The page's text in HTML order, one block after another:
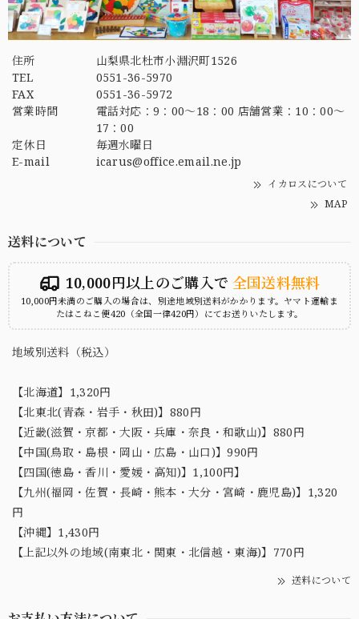
住所
山梨県北杜市小淵沢町1526
TEL
0551-36-5970
FAX
0551-36-5972
営業時間
電話対応：9：00～18：00 店舗営業：10：00～
17：00
定休日
毎週水曜日
E-mail
icarus@office.email.ne.jp
イカロスについて
MAP
送料について
10,000円以上のご購入で 全国送料無料
10,000円未満のご購入の場合は、別途地域別送料がかかります。ヤマト運輸ま
たはこねこ便420（全国一律420円）にてお送りいたします。
地域別送料（税込）
【北海道】1,320円
【北東北(青森・岩手・秋田)】880円
【近畿(滋賀・京都・大阪・兵庫・奈良・和歌山)】880円
【中国(鳥取・島根・岡山・広島・山口)】990円
【四国(徳島・香川・愛媛・高知)】1,100円】
【九州(福岡・佐賀・長崎・熊本・大分・宮崎・鹿児島)】1,320
円
【沖縄】1,430円
【上記以外の地域(南東北・関東・北信越・東海)】770円
送料について